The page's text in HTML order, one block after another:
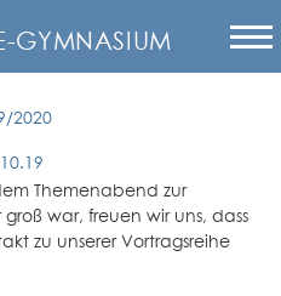
GYMNASIUM
2020
Themenabend zur
war, freuen wir uns, dass
zu unserer Vortragsreihe